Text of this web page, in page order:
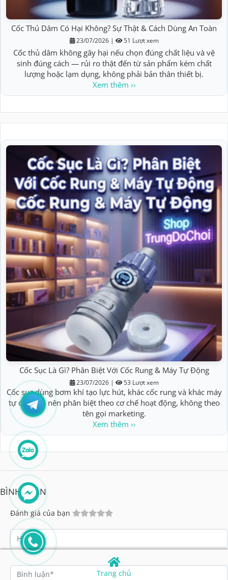
Cốc Thủ Dâm Có Hại Không? Sự Thật & Cách Dùng An Toàn
23/07/2026 | 51 Lượt xem
Cốc thủ dâm không gây hại nếu chọn đúng chất liệu và vệ
sinh đúng cách — rủi ro thật đến từ sản phẩm kém chất
lượng hoặc lạm dụng, không phải bản thân thiết bị.
Xem thêm ››
Cốc Sục Là Gì? Phân Biệt Với Cốc Rung & Máy Tự Động
23/07/2026 | 53 Lượt xem
Cốc sục dùng bơm khí tạo lực hút, khác cốc rung và khác máy
tự động — nên phân biệt theo cơ chế hoạt động, không theo
tên gọi marketing.
Xem thêm ››
BÌNH LUẬN
Đánh giá của bạn
Trang chủ